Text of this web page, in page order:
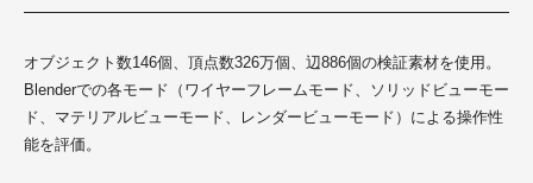
オブジェクト数146個、頂点数326万個、辺886個の検証素材を使用。
Blenderでの各モード（ワイヤーフレームモード、ソリッドビューモー
ド、マテリアルビューモード、レンダービューモード）による操作性
能を評価。